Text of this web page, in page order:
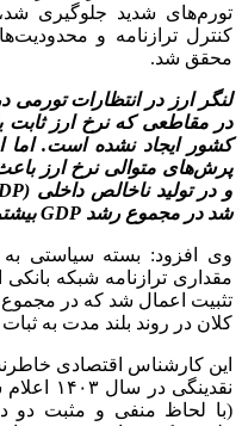
تورم‌های شدید جلوگیری
کنترل ترازنامه و
محقق شد.
لنگر ارز در انتظارات
در مقاطعی که نرخ ارز ثابت
پرش‌های متوالی نرخ ارز
شد در مجموع رشد GDP بیشتر از رشد نقدینگی باشد.
وی افزود: بسته سیاستی
مقداری ترازنامه شبکه
تثبیت اعمال شد که در
کلان در روند بلند مدت به
این کارشناس اقتصادی
(با لحاظ منفی و مثبت دو